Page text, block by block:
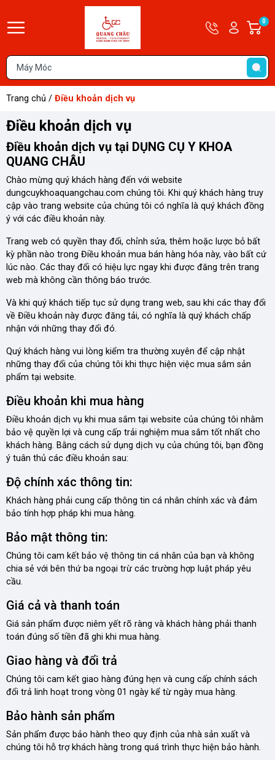
HotlineTài
khoản
Khách
0
Trang chủ / Điều khoản dịch vụ
Điều khoản dịch vụ
Điều khoản dịch vụ tại DỤNG CỤ Y KHOA
QUANG CHÂU
Chào mừng quý khách hàng đến với website
dungcuykhoaquangchau.com chúng tôi. Khi quý khách hàng truy
cập vào trang website của chúng tôi có nghĩa là quý khách đồng
ý với các điều khoản này.
Trang web có quyền thay đổi, chỉnh sửa, thêm hoặc lược bỏ bất
kỳ phần nào trong Điều khoản mua bán hàng hóa này, vào bất cứ
lúc nào. Các thay đổi có hiệu lực ngay khi được đăng trên trang
web mà không cần thông báo trước.
Và khi quý khách tiếp tục sử dụng trang web, sau khi các thay đổi
về Điều khoản này được đăng tải, có nghĩa là quý khách chấp
nhận với những thay đổi đó.
Quý khách hàng vui lòng kiểm tra thường xuyên để cập nhật
những thay đổi của chúng tôi khi thực hiện việc mua sắm sản
phẩm tại website.
Điều khoản khi mua hàng
Điều khoản dịch vụ khi mua sắm tại website của chúng tôi nhằm
bảo vệ quyền lợi và cung cấp trải nghiệm mua sắm tốt nhất cho
khách hàng. Bằng cách sử dụng dịch vụ của chúng tôi, bạn đồng
ý tuân thủ các điều khoản sau:
Độ chính xác thông tin:
Khách hàng phải cung cấp thông tin cá nhân chính xác và đảm
bảo tính hợp pháp khi mua hàng.
Bảo mật thông tin:
Chúng tôi cam kết bảo vệ thông tin cá nhân của bạn và không
chia sẻ với bên thứ ba ngoại trừ các trường hợp luật pháp yêu
cầu.
Giá cả và thanh toán
Giá sản phẩm được niêm yết rõ ràng và khách hàng phải thanh
toán đúng số tiền đã ghi khi mua hàng.
Giao hàng và đổi trả
Chúng tôi cam kết giao hàng đúng hẹn và cung cấp chính sách
đổi trả linh hoạt trong vòng 01 ngày kể từ ngày mua hàng.
Bảo hành sản phẩm
Sản phẩm được bảo hành theo quy định của nhà sản xuất và
chúng tôi hỗ trợ khách hàng trong quá trình thực hiện bảo hành.